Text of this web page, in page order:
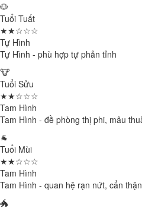
🐶
Tuổi Tuất
★★☆☆☆
Tự Hình
Tự Hình - phù hợp tự phản tỉnh
🐮
Tuổi Sửu
★★☆☆☆
Tam Hình
Tam Hình - đề phòng thị phi, mâu
🐐
Tuổi Mùi
★★☆☆☆
Tam Hình
Tam Hình - quan hệ rạn nứt, cẩn
🐲